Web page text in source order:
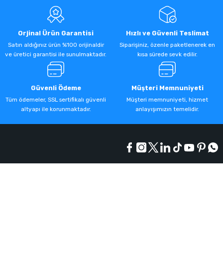
Orjinal Ürün Garantisi
Satın aldığınız ürün %100 orijinaldir
ve üretici garantisi ile sunulmaktadır.
Hızlı ve Güvenli Teslimat
Siparişiniz, özenle paketlenerek en
kısa sürede sevk edilir.
Güvenli Ödeme
Tüm ödemeler, SSL sertifikalı güvenli
altyapı ile korunmaktadır.
Müşteri Memnuniyeti
Müşteri memnuniyeti, hizmet
anlayışımızın temelidir.